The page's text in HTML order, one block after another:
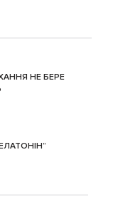
НЕ БЕРЕ